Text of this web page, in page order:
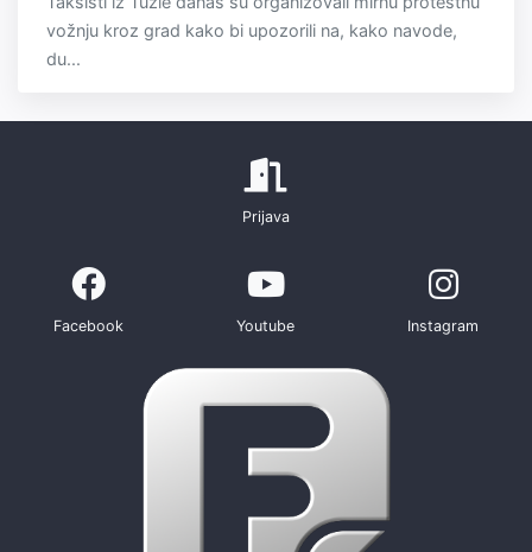
vožnju kroz grad kako bi upozorili na, kako navode,
du...
Prijava
Facebook Youtube Instagram